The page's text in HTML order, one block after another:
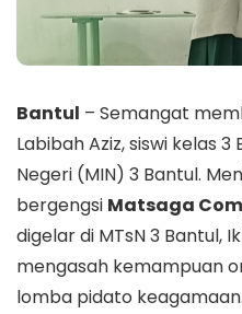
Bantul – Semangat
Labibah Aziz, siswi kelas
Negeri (MIN) 3 Bantul.
bergengsi Matsaga
digelar di MTsN 3 Bantul,
mengasah kemampuan
lomba pidato keagamaan.